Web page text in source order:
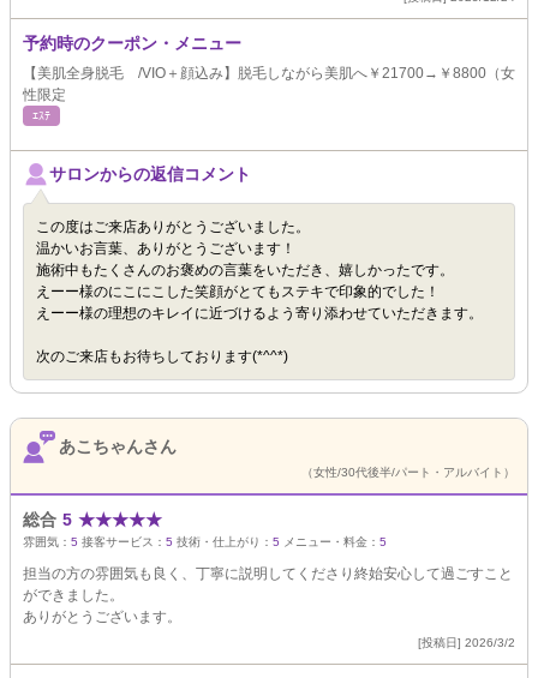
予約時のクーポン・メニュー
【美肌全身脱毛 /VIO＋顔込み】脱毛しながら美肌へ￥21700→￥8800（女
性限定
ｴｽﾃ
サロンからの返信コメント
この度はご来店ありがとうございました。
温かいお言葉、ありがとうございます！
施術中もたくさんのお褒めの言葉をいただき、嬉しかったです。
えーー様のにこにこした笑顔がとてもステキで印象的でした！
えーー様の理想のキレイに近づけるよう寄り添わせていただきます。
次のご来店もお待ちしております(*^^*)
あこちゃんさん
（女性/30代後半/パート・アルバイト）
総合 5 ★★★★★
雰囲気： 5 接客サービス： 5 技術・仕上がり： 5 メニュー・料金： 5
担当の方の雰囲気も良く、丁寧に説明してくださり終始安心して過ごすこと
ができました。
ありがとうございます。
[投稿日] 2026/3/2